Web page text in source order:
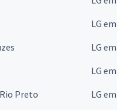
LG
LG
LG
Preto
LG